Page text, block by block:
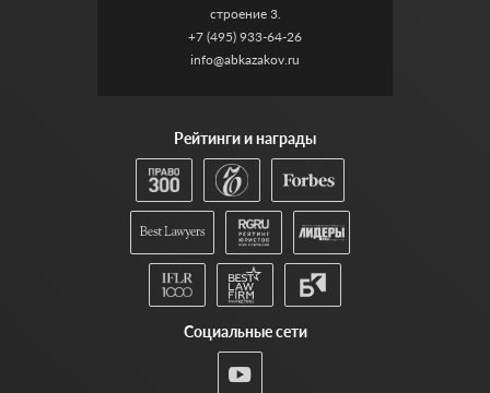
строение 3.
+7 (495) 933-64-26
info@abkazakov.ru
Рейтинги и награды
Социальные сети